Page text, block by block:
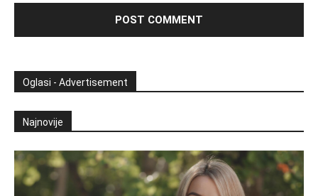
Oglasi - Advertisement
Najnovije